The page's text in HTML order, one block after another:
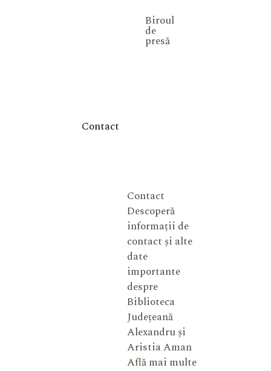
Biroul
de
presă
Contact
Contact
Descoperă
informații de
contact și alte
date
importante
despre
Biblioteca
Județeană
Alexandru și
Aristia Aman
Află mai multe